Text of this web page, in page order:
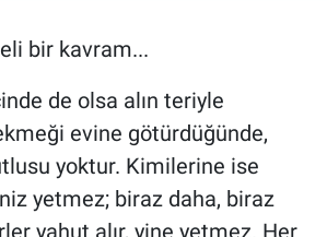
bir kavram...
de olsa alın teriyle
evine götürdüğünde,
yoktur. Kimilerine ise
yetmez; biraz daha, biraz
yahut alır, yine yetmez. Her